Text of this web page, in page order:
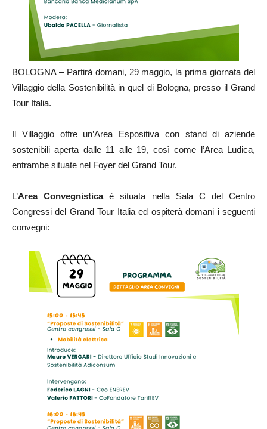
BOLOGNA – Partirà domani, 29 maggio, la prima giornata del
Villaggio della Sostenibilità in quel di Bologna, presso il Grand
Tour Italia.
Il Villaggio offre un’Area Espositiva con stand di aziende
sostenibili aperta dalle 11 alle 19, così come l’Area Ludica,
entrambe situate nel Foyer del Grand Tour.
L’Area Convegnisticaè situata nella Sala C del Centro
Congressi del Grand Tour Italia ed ospiterà domani i seguenti
convegni: